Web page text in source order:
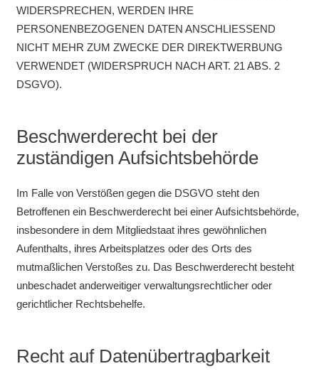
WIDERSPRECHEN, WERDEN IHRE
PERSONENBEZOGENEN DATEN ANSCHLIESSEND
NICHT MEHR ZUM ZWECKE DER DIREKTWERBUNG
VERWENDET (WIDERSPRUCH NACH ART. 21 ABS. 2
DSGVO).
Beschwerderecht bei der
zuständigen Aufsichtsbehörde
Im Falle von Verstößen gegen die DSGVO steht den
Betroffenen ein Beschwerderecht bei einer Aufsichtsbehörde,
insbesondere in dem Mitgliedstaat ihres gewöhnlichen
Aufenthalts, ihres Arbeitsplatzes oder des Orts des
mutmaßlichen Verstoßes zu. Das Beschwerderecht besteht
unbeschadet anderweitiger verwaltungsrechtlicher oder
gerichtlicher Rechtsbehelfe.
Recht auf Datenübertragbarkeit